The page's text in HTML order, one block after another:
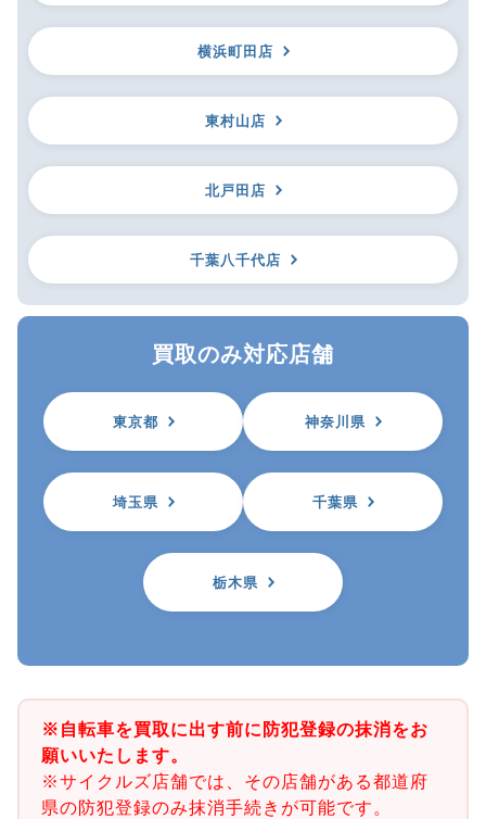
横浜町田店
東村山店
北戸田店
千葉八千代店
買取のみ対応店舗
東京都 神奈川県
埼玉県 千葉県
栃木県
※自転車を買取に出す前に防犯登録の抹消をお
願いいたします。
※サイクルズ店舗では、その店舗がある都道府
県の防犯登録のみ抹消手続きが可能です。